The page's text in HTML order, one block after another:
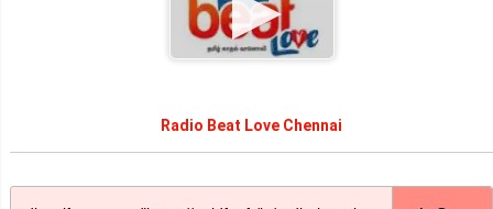
Radio Beat Love Chennai